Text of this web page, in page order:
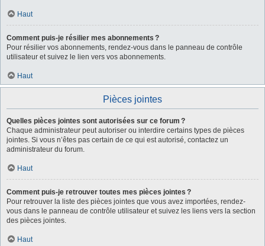
Haut
Comment puis-je résilier mes abonnements ?
Pour résilier vos abonnements, rendez-vous dans le panneau de contrôle
utilisateur et suivez le lien vers vos abonnements.
Haut
Pièces jointes
Quelles pièces jointes sont autorisées sur ce forum ?
Chaque administrateur peut autoriser ou interdire certains types de pièces
jointes. Si vous n’êtes pas certain de ce qui est autorisé, contactez un
administrateur du forum.
Haut
Comment puis-je retrouver toutes mes pièces jointes ?
Pour retrouver la liste des pièces jointes que vous avez importées, rendez-
vous dans le panneau de contrôle utilisateur et suivez les liens vers la section
des pièces jointes.
Haut